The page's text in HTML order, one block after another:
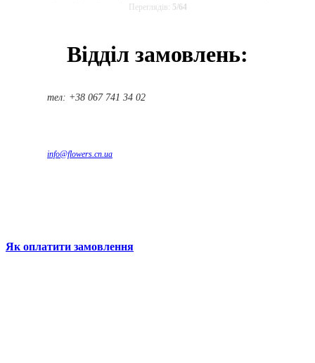
Переглядів: 5/64
Відділ замовлень:
тел: +38 067 741 34 02
info@flowers.cn.ua
Як оплатити замовлення